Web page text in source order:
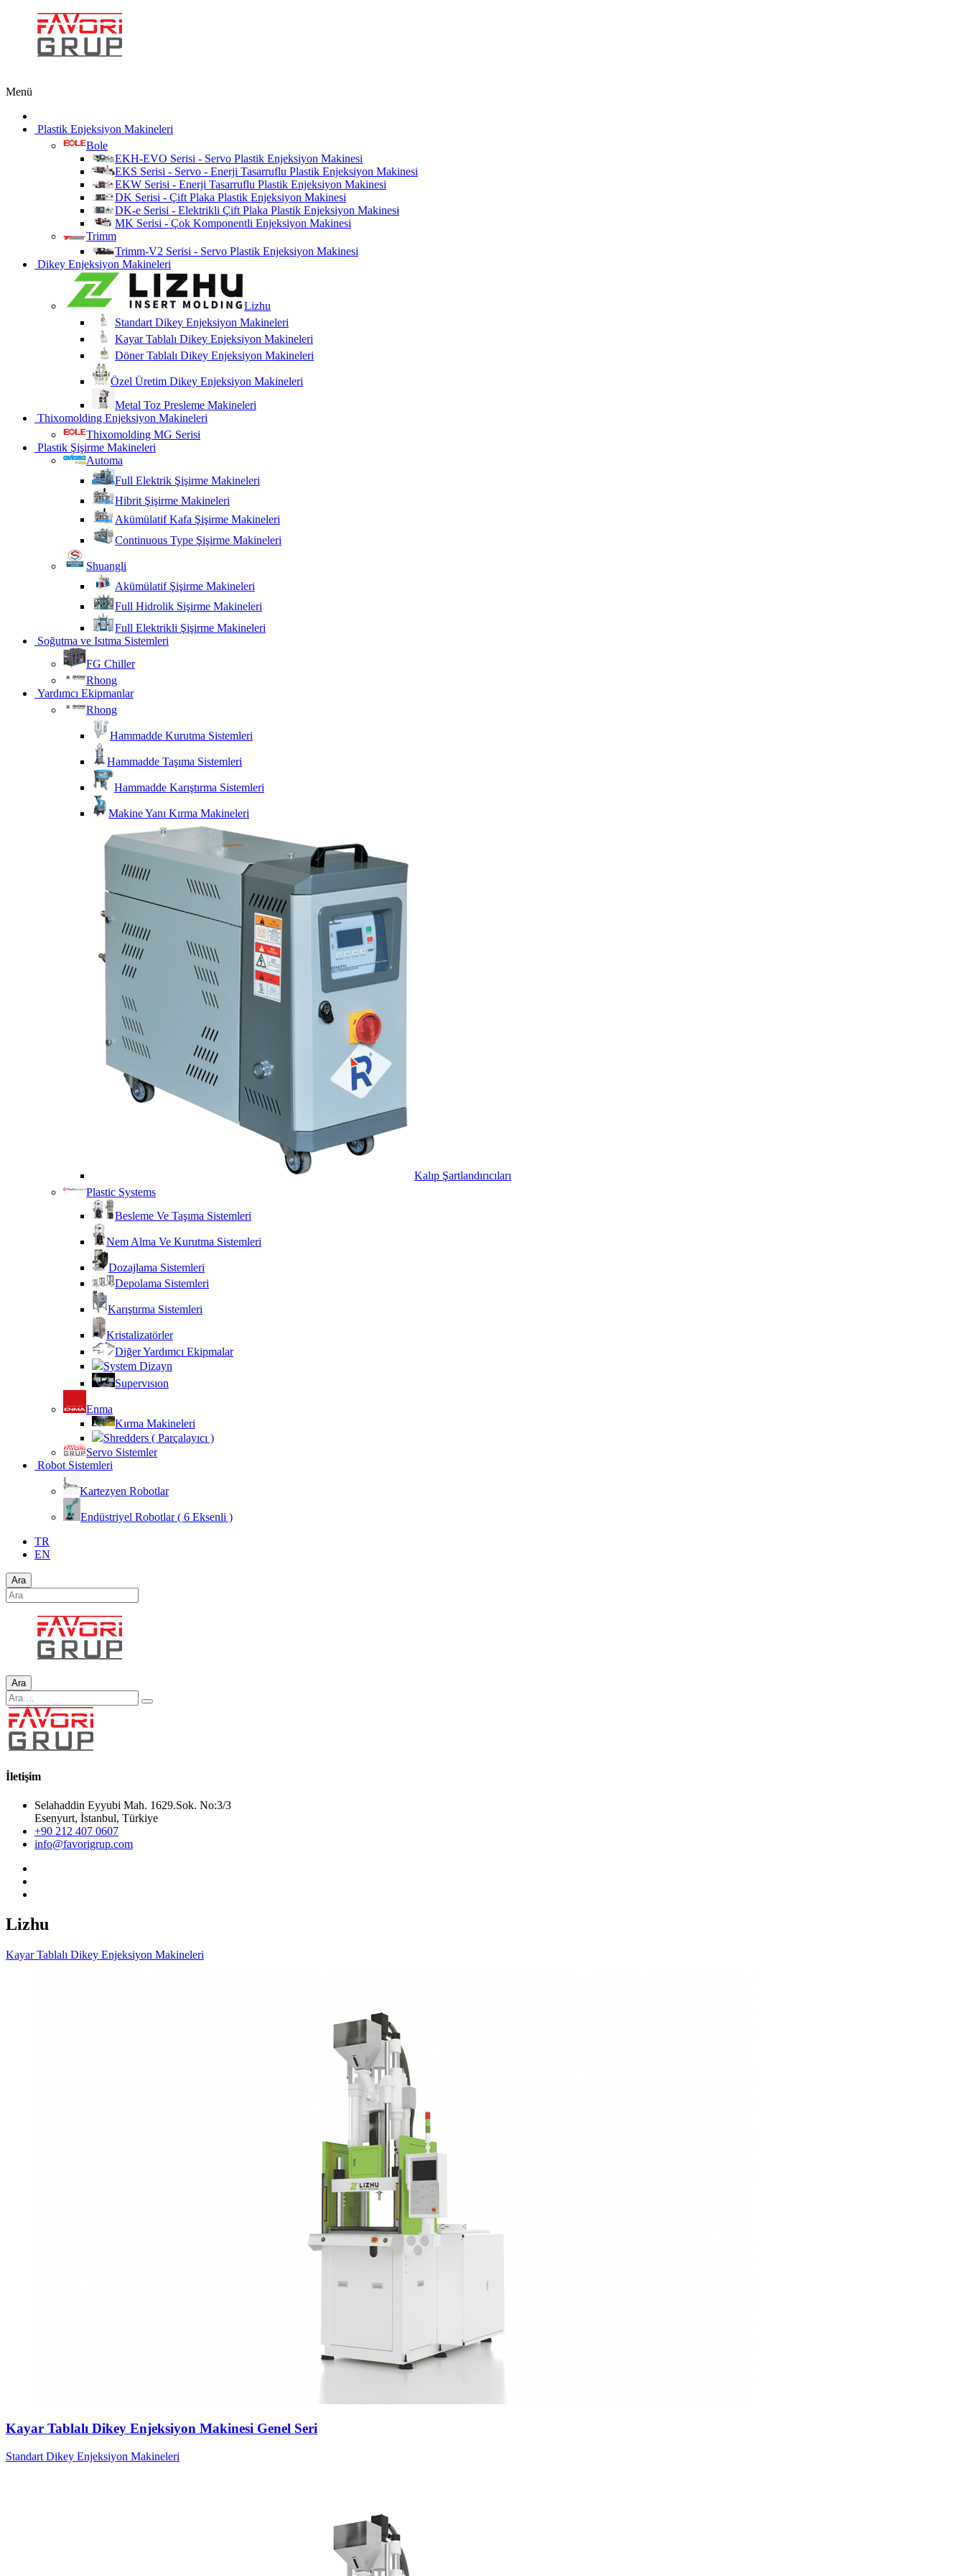
Menü
Plastik Enjeksiyon Makineleri
Bole
EKH-EVO Serisi - Servo Plastik Enjeksiyon Makinesi
EKS Serisi - Servo - Enerji Tasarruflu Plastik Enjeksiyon Makinesi
EKW Serisi - Enerji Tasarruflu Plastik Enjeksiyon Makinesi
DK Serisi - Çift Plaka Plastik Enjeksiyon Makinesi
DK-e Serisi - Elektrikli Çift Plaka Plastik Enjeksiyon Makinesi
MK Serisi - Çok Komponentli Enjeksiyon Makinesi
Trimm
Trimm-V2 Serisi - Servo Plastik Enjeksiyon Makinesi
Dikey Enjeksiyon Makineleri
Lizhu
Standart Dikey Enjeksiyon Makineleri
Kayar Tablalı Dikey Enjeksiyon Makineleri
Döner Tablalı Dikey Enjeksiyon Makineleri
Özel Üretim Dikey Enjeksiyon Makineleri
Metal Toz Presleme Makineleri
Thixomolding Enjeksiyon Makineleri
Thixomolding MG Serisi
Plastik Şişirme Makineleri
Automa
Full Elektrik Şişirme Makineleri
Hibrit Şişirme Makineleri
Akümülatif Kafa Şişirme Makineleri
Continuous Type Şişirme Makineleri
Shuangli
Akümülatif Şişirme Makineleri
Full Hidrolik Sişirme Makineleri
Full Elektrikli Şişirme Makineleri
Soğutma ve Isıtma Sistemleri
FG Chiller
Rhong
Yardımcı Ekipmanlar
Rhong
Hammadde Kurutma Sistemleri
Hammadde Taşıma Sistemleri
Hammadde Karıştırma Sistemleri
Makine Yanı Kırma Makineleri
Kalıp Şartlandırıcıları
Plastic Systems
Besleme Ve Taşıma Sistemleri
Nem Alma Ve Kurutma Sistemleri
Dozajlama Sistemleri
Depolama Sistemleri
Karıştırma Sistemleri
Kristalizatörler
Diğer Yardımcı Ekipmalar
System Dizayn
Supervısıon
Enma
Kırma Makineleri
Shredders ( Parçalayıcı )
Servo Sistemler
Robot Sistemleri
Kartezyen Robotlar
Endüstriyel Robotlar ( 6 Eksenli )
TR
EN
Ara
Ara
İletişim
Selahaddin Eyyubi Mah. 1629.Sok. No:3/3
Esenyurt, İstanbul, Türkiye
+90 212 407 0607
info@favorigrup.com
Lizhu
Kayar Tablalı Dikey Enjeksiyon Makineleri
Kayar Tablalı Dikey Enjeksiyon Makinesi Genel Seri
Standart Dikey Enjeksiyon Makineleri